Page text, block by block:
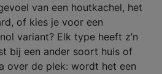
van een houtkachel, het
of kies je voor een
variant? Elk type heeft z’n
bij een ander soort huis of
over de plek: wordt het een